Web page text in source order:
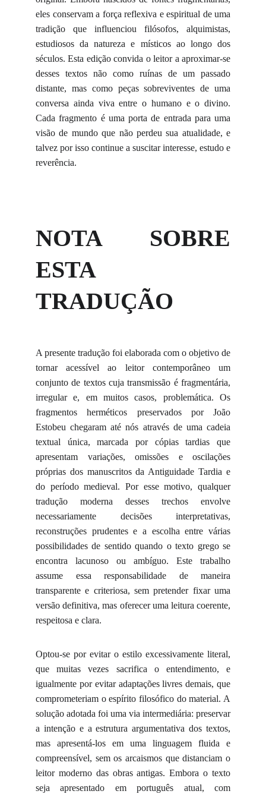
eles conservam a força reflexiva e espiritual de uma
tradição que influenciou filósofos, alquimistas,
estudiosos da natureza e místicos ao longo dos
séculos. Esta edição convida o leitor a aproximar-se
desses textos não como ruínas de um passado
distante, mas como peças sobreviventes de uma
conversa ainda viva entre o humano e o divino.
Cada fragmento é uma porta de entrada para uma
visão de mundo que não perdeu sua atualidade, e
talvez por isso continue a suscitar interesse, estudo e
reverência.
NOTA SOBRE
ESTA
TRADUÇÃO
A presente tradução foi elaborada com o objetivo de
tornar acessível ao leitor contemporâneo um
conjunto de textos cuja transmissão é fragmentária,
irregular e, em muitos casos, problemática. Os
fragmentos herméticos preservados por João
Estobeu chegaram até nós através de uma cadeia
textual única, marcada por cópias tardias que
apresentam variações, omissões e oscilações
próprias dos manuscritos da Antiguidade Tardia e
do período medieval. Por esse motivo, qualquer
tradução moderna desses trechos envolve
necessariamente decisões interpretativas,
reconstruções prudentes e a escolha entre várias
possibilidades de sentido quando o texto grego se
encontra lacunoso ou ambíguo. Este trabalho
assume essa responsabilidade de maneira
transparente e criteriosa, sem pretender fixar uma
versão definitiva, mas oferecer uma leitura coerente,
respeitosa e clara.
Optou-se por evitar o estilo excessivamente literal,
que muitas vezes sacrifica o entendimento, e
igualmente por evitar adaptações livres demais, que
comprometeriam o espírito filosófico do material. A
solução adotada foi uma via intermediária: preservar
a intenção e a estrutura argumentativa dos textos,
mas apresentá-los em uma linguagem fluida e
compreensível, sem os arcaismos que distanciam o
leitor moderno das obras antigas. Embora o texto
seja apresentado em português atual, com